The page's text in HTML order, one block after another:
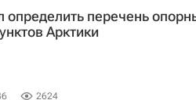
определить перечень
Арктики
2624